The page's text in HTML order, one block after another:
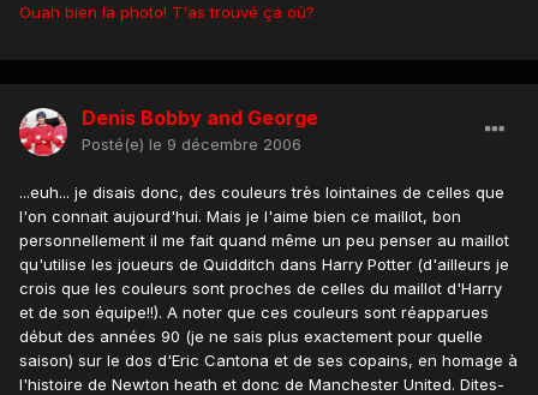
Ouah bien la photo! T'as trouvé ça où?
Denis Bobby and George
Posté(e) le 9 décembre 2006
...euh... je disais donc, des couleurs très lointaines de celles que
l'on connait aujourd'hui. Mais je l'aime bien ce maillot, bon
personnellement il me fait quand même un peu penser au maillot
qu'utilise les joueurs de Quidditch dans Harry Potter (d'ailleurs je
crois que les couleurs sont proches de celles du maillot d'Harry
et de son équipe!!). A noter que ces couleurs sont réapparues
début des années 90 (je ne sais plus exactement pour quelle
saison) sur le dos d'Eric Cantona et de ses copains, en homage à
l'histoire de Newton heath et donc de Manchester United. Dites-